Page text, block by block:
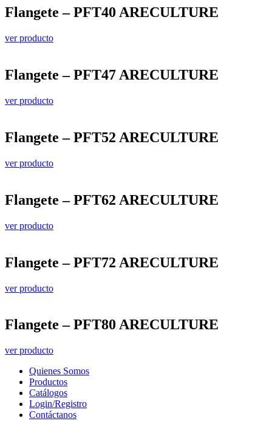
Flangete – PFT40 ARECULTURE
ver producto
Flangete – PFT47 ARECULTURE
ver producto
Flangete – PFT52 ARECULTURE
ver producto
Flangete – PFT62 ARECULTURE
ver producto
Flangete – PFT72 ARECULTURE
ver producto
Flangete – PFT80 ARECULTURE
ver producto
Quienes Somos
Productos
Catálogos
Login/Registro
Contáctanos